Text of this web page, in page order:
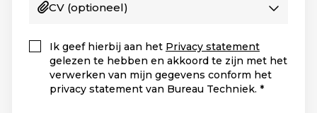
CV (optioneel)
Ik geef hierbij aan het Privacy statement
gelezen te hebben en akkoord te zijn met het
verwerken van mijn gegevens conform het
privacy statement van Bureau Techniek.